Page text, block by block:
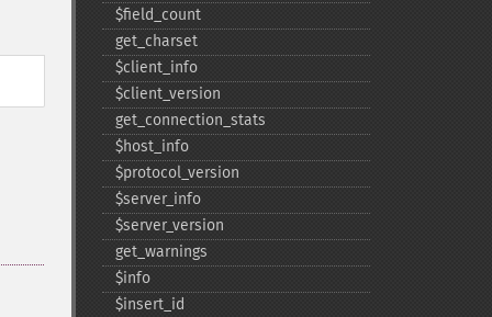
$field_​count
get_​charset
$client_​info
$client_​version
get_​connection_​stats
$host_​info
$protocol_​version
$server_​info
$server_​version
get_​warnings
$info
$insert_​id